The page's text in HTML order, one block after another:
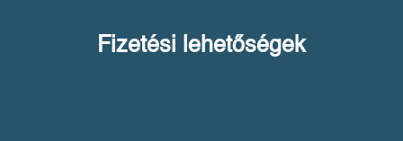
Fizetési lehetőségek